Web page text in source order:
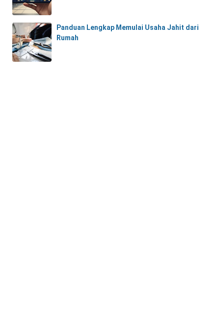
Panduan Lengkap Memulai Usaha Jahit dari
Rumah